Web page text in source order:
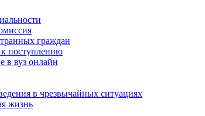
граждан
поступлению
в вуз онлайн
в чрезвычайных ситуациях
жизнь